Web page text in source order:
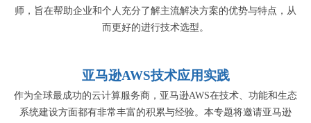
师，旨在帮助企业和个人充分了解主流解决方案的优势与特点，从
而更好的进行技术选型。
亚马逊AWS技术应用实践
作为全球最成功的云计算服务商，亚马逊AWS在技术、功能和生态
系统建设方面都有非常丰富的积累与经验。本专题将邀请亚马逊